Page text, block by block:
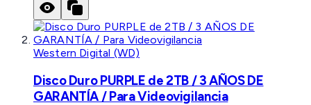
Western Digital (WD)
Disco Duro PURPLE de 2TB / 3 AÑOS DE
GARANTÍA / Para Videovigilancia